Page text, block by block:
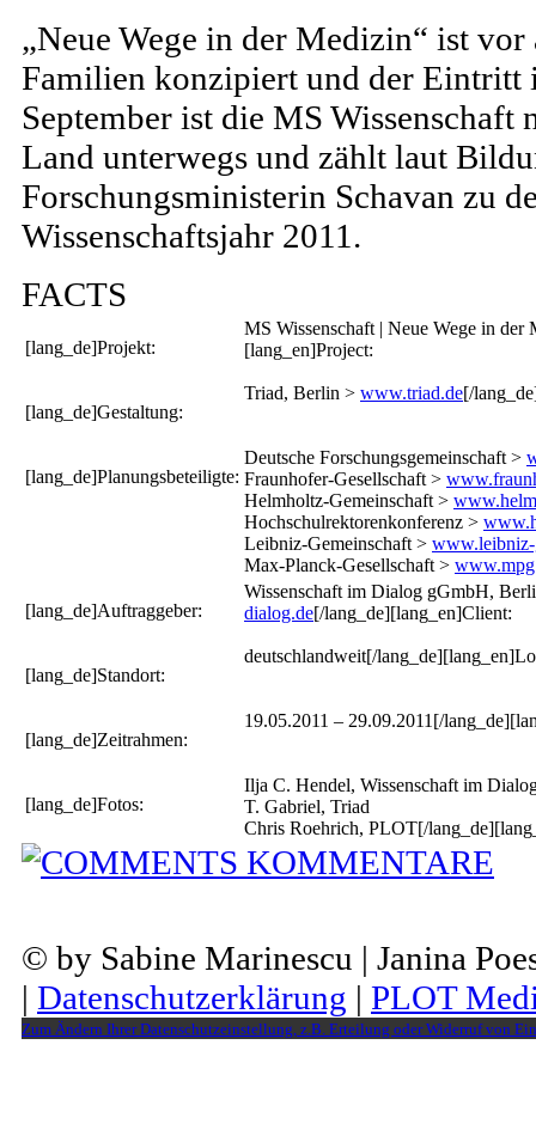
„Neue Wege in der Medizin“ ist
Familien konzipiert und der Eintritt
September ist die MS Wissenschaft
Land unterwegs und zählt laut
Forschungsministerin Schavan zu
Wissenschaftsjahr 2011.
FACTS
[lang_de]Projekt:
MS Wissenschaft | Neue Wege in
[lang_en]Project:
[lang_de]Gestaltung:
Triad, Berlin > www.triad.de[/
[lang_de]Planungsbeteiligte:
Deutsche Forschungsgemeinschaft >
Fraunhofer-Gesellschaft >
Helmholtz-Gemeinschaft >
Hochschulrektorenkonferenz >
Leibniz-Gemeinschaft > www.leibniz-
Max-Planck-Gesellschaft >
[lang_de]Auftraggeber:
Wissenschaft im Dialog gGmbH,
dialog.de[/lang_de][lang_en]Client:
[lang_de]Standort:
deutschlandweit[/
[lang_de]Zeitrahmen:
19.05.2011 – 29.09.2011[/
[lang_de]Fotos:
Ilja C. Hendel, Wissenschaft im
T. Gabriel, Triad
Chris Roehrich, PLOT[/
KOMMENTARE
© by Sabine Marinescu | Janina
| Datenschutzerklärung | PLOT
Zum Ändern Ihrer Datenschutzeinstellung, z.B. Erteilung oder Widerruf von